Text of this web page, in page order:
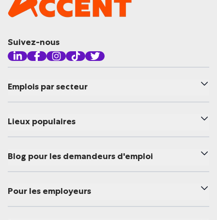
Suivez-nous
Emplois par secteur
Lieux populaires
Blog pour les demandeurs d'emploi
Pour les employeurs